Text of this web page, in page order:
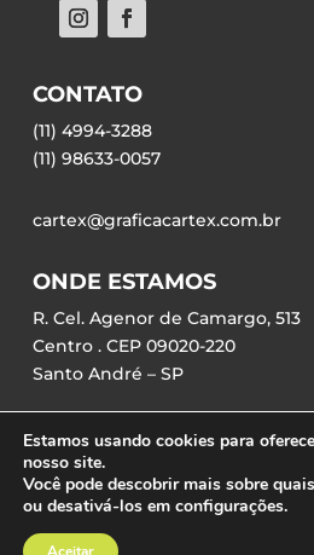
CONTATO
(11) 4994-3288
(11) 98633-0057
cartex@graficacartex.com.br
ONDE ESTAMOS
R. Cel. Agenor de Camargo, 513
Centro . CEP 09020-220
Santo André – SP
©2023 – Gráfica Cartex |
Estamos usando cookies para
nosso site.
Você pode descobrir mais sobre
ou desativá-los em configurações.